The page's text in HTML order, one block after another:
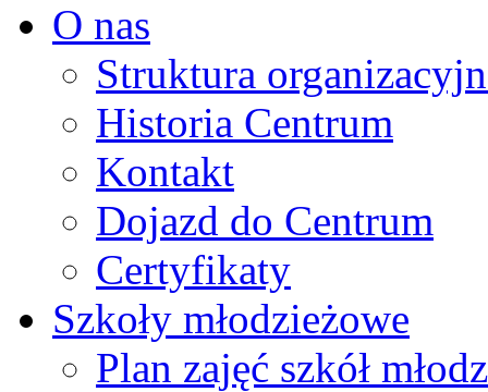
O nas
Struktura
Historia Centrum
Kontakt
Dojazd do Centrum
Certyfikaty
Szkoły młodzieżowe
Plan zajęć szkół